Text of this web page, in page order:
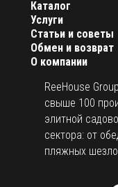
О компании
ReeHouse
свыше 100
элитной
сектора: от
пляжных
Каталог
Услуги
Статьи и советы
Обмен и возврат